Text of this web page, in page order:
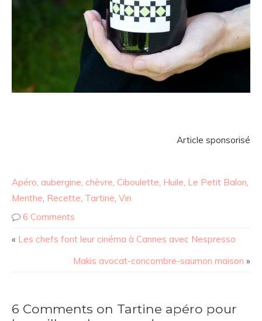
Article sponsorisé
Apéro, aubergine, chèvre, Ciboulette, Huile, Le Petit Balon,
Menthe, Recette, Tartine, Vin
6 Comments
« Les chefs font leur cinéma à Cannes avec Nespresso
Makis avocat-concombre-saumon maison »
6 Comments on Tartine apéro pour